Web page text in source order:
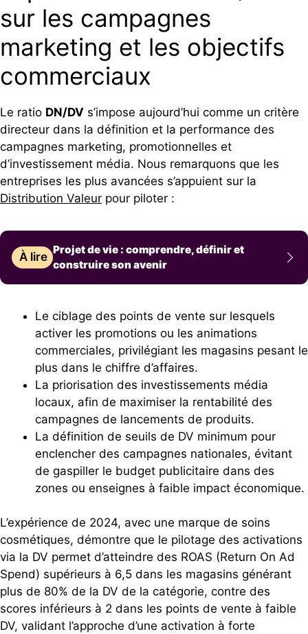
sur les campagnes
marketing et les objectifs
commerciaux
Le ratio DN/DV s’impose aujourd’hui comme un critère
directeur dans la définition et la performance des
campagnes marketing, promotionnelles et
d’investissement média. Nous remarquons que les
entreprises les plus avancées s’appuient sur la
Distribution Valeur pour piloter :
À lire
Projet de vie : comprendre, définir et
construire son avenir
Le ciblage des points de vente sur lesquels
activer les promotions ou les animations
commerciales, privilégiant les magasins pesant le
plus dans le chiffre d’affaires.
La priorisation des investissements média
locaux, afin de maximiser la rentabilité des
campagnes de lancements de produits.
La définition de seuils de DV minimum pour
enclencher des campagnes nationales, évitant
de gaspiller le budget publicitaire dans des
zones ou enseignes à faible impact économique.
L’expérience de 2024, avec une marque de soins
cosmétiques, démontre que le pilotage des activations
via la DV permet d’atteindre des ROAS (Return On Ad
Spend) supérieurs à 6,5 dans les magasins générant
plus de 80% de la DV de la catégorie, contre des
scores inférieurs à 2 dans les points de vente à faible
DV, validant l’approche d’une activation à forte